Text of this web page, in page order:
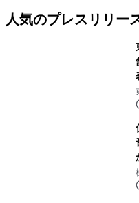
人気のプレスリリー